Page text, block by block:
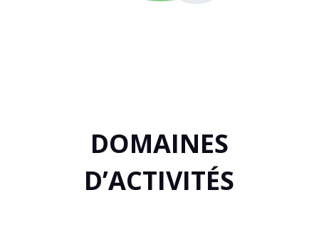
DOMAINES
D’ACTIVITÉS